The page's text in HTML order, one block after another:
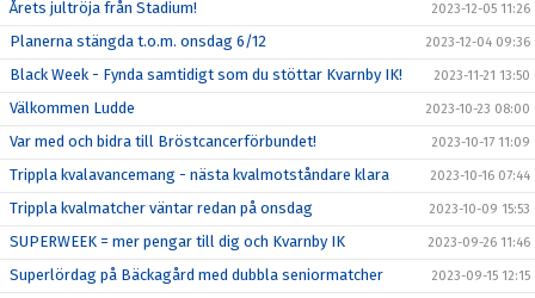
Årets jultröja från Stadium! 2023-12-05 11:26
Planerna stängda t.o.m. onsdag 6/12 2023-12-04 09:36
Black Week - Fynda samtidigt som du stöttar Kvarnby IK! 2023-11-21 13:50
Välkommen Ludde 2023-10-23 08:00
Var med och bidra till Bröstcancerförbundet! 2023-10-17 11:09
Trippla kvalavancemang - nästa kvalmotståndare klara 2023-10-16 07:44
Trippla kvalmatcher väntar redan på onsdag 2023-10-09 15:53
SUPERWEEK = mer pengar till dig och Kvarnby IK 2023-09-26 11:46
Superlördag på Bäckagård med dubbla seniormatcher 2023-09-15 12:15